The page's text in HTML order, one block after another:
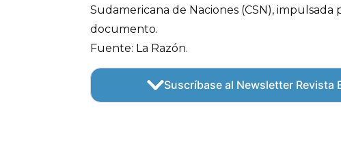
Sudamericana de Naciones (CSN), impulsada
documento.
Fuente: La Razón.
Suscríbase al Newsletter Revista